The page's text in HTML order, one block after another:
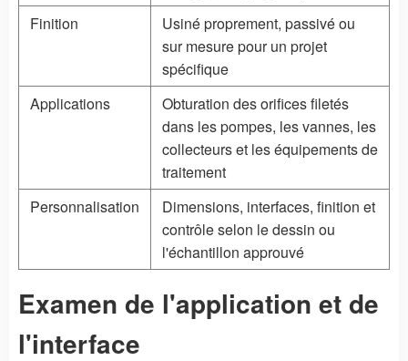
Finition
Usiné proprement, passivé ou
sur mesure pour un projet
spécifique
Applications
Obturation des orifices filetés
dans les pompes, les vannes, les
collecteurs et les équipements de
traitement
Personnalisation
Dimensions, interfaces, finition et
contrôle selon le dessin ou
l'échantillon approuvé
Examen de l'application et de
l'interface